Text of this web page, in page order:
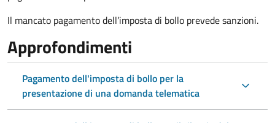
Il mancato pagamento dell’imposta di bollo prevede sanzioni.
Approfondimenti
Pagamento dell'imposta di bollo per la
presentazione di una domanda telematica